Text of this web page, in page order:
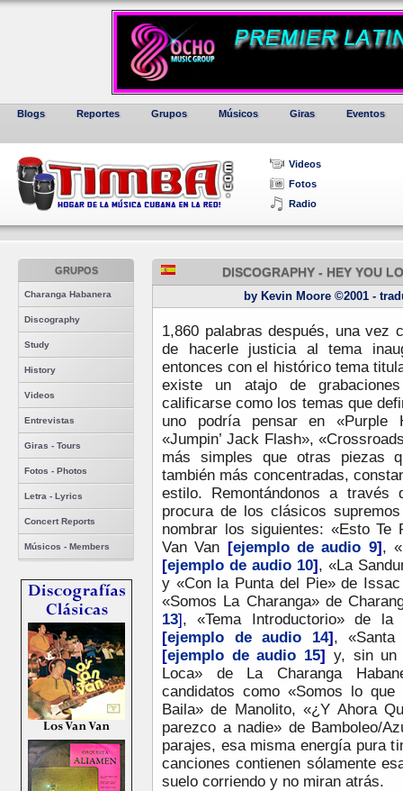
Blogs Reportes Grupos Músicos Giras Eventos
Videos
Fotos
Radio
GRUPOS
Charanga Habanera
Discography
Study
History
Videos
Entrevistas
Giras - Tours
Fotos - Photos
Letra - Lyrics
Concert Reports
Músicos - Members
DISCOGRAPHY - HEY YOU
by Kevin Moore ©2001 -
1,860 palabras después, una vez
de hacerle justicia al tema
entonces con el histórico tema
existe un atajo de
calificarse como los temas que
uno podría pensar en «Purple
«Jumpin’ Jack Flash»,
más simples que otras piezas
también más concentradas,
estilo. Remontándonos a
procura de los clásicos
nombrar los siguientes: «Esto Te
Van Van [ejemplo de audio 9],
[ejemplo de audio 10], «La
y «Con la Punta del Pie» de Issac
«Somos La Charanga» de
13], «Tema Introductorio» de la
[ejemplo de audio 14], «Santa
[ejemplo de audio 15] y, sin un
Loca» de La Charanga
candidatos como «Somos lo
Baila» de Manolito, «¿Y Ahora
parezco a nadie» de Bamboleo/
parajes, esa misma energía pura
canciones contienen sólamente
suelo corriendo y no miran atrás.